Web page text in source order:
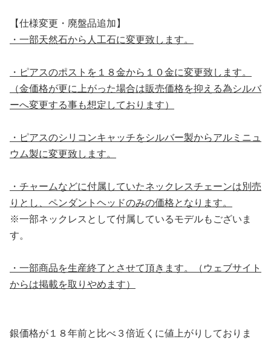
【仕様変更・廃盤品追加】
・一部天然石から人工石に変更致します。
・ピアスのポストを１８金から１０金に変更致します。
（金価格が更に上がった場合は販売価格を抑える為シルバ
ーへ変更する事も想定しております）
・ピアスのシリコンキャッチをシルバー製からアルミニュ
ウム製に変更致します。
・チャームなどに付属していたネックレスチェーンは別売
りとし、ペンダントヘッドのみの価格となります。
※一部ネックレスとして付属しているモデルもございま
す。
・一部商品を生産終了とさせて頂きます。（ウェブサイト
からは掲載を取りやめます）
銀価格が１８年前と比べ３倍近くに値上がりしておりま